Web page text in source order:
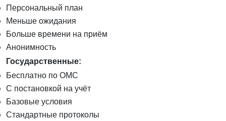
Персональный план
Меньше ожидания
Больше времени на приём
Анонимность
Государственные:
Бесплатно по ОМС
С постановкой на учёт
Базовые условия
Стандартные протоколы